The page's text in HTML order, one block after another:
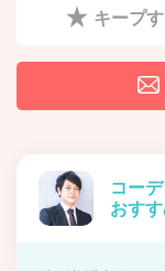
キープ
コー
おす